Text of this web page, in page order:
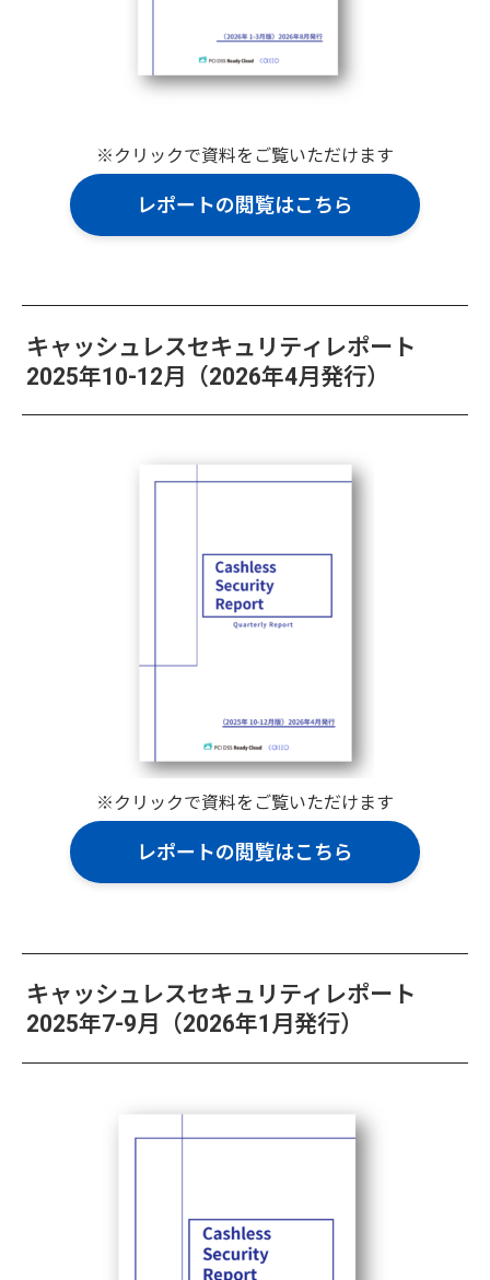
※クリックで資料をご覧いただけます
レポートの閲覧はこちら
キャッシュレスセキュリティレポート
2025年10-12月（2026年4月発行）
※クリックで資料をご覧いただけます
レポートの閲覧はこちら
キャッシュレスセキュリティレポート
2025年7-9月（2026年1月発行）